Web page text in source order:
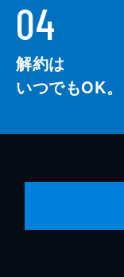
04
解約は
いつでもOK。